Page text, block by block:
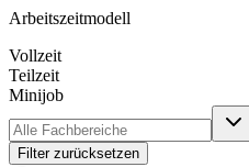
Arbeitszeitmodell
Vollzeit
Teilzeit
Minijob
Filter zurücksetzen